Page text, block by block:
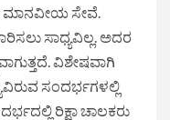
ಮಾನವೀಯ ಸೇವೆ.
ಸಾಧ್ಯವಿಲ್ಲ. ಅದರ
ವಿಶೇಷವಾಗಿ
ಸಂದರ್ಭಗಳಲ್ಲಿ
ರಿಕ್ಷಾ ಚಾಲಕರು